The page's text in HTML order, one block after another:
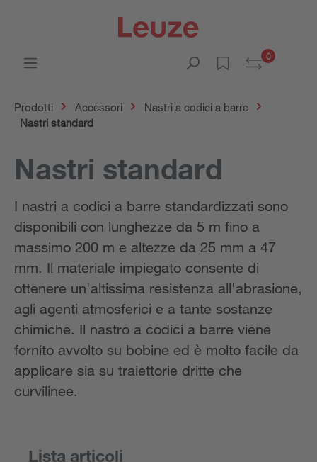
0
Prodotti Accessori
Nastri a codici a barre
Nastri standard
Nastri standard
I nastri a codici a barre standardizzati sono
disponibili con lunghezze da 5 m fino a
massimo 200 m e altezze da 25 mm a 47
mm. Il materiale impiegato consente di
ottenere un'altissima resistenza all'abrasione,
agli agenti atmosferici e a tante sostanze
chimiche. Il nastro a codici a barre viene
fornito avvolto su bobine ed è molto facile da
applicare sia su traiettorie dritte che
curvilinee.
Lista articoli